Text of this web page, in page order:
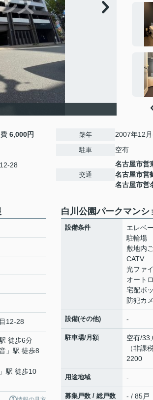
6,000円
28
築年 2007年12
駐車 空有
交通
名古屋市営
名古屋市営
名古屋市営
12-28
徒歩6分
」駅 徒歩8
」駅 徒歩10
白川公園パークマンシ
設備条件
エレベ
駐輪場
敷地内
CATV
光ファ
オート
宅配ボ
防犯カ
設備(その他) -
駐車場/月額
空有/
（非
2200
用途地域 -
募集戸数 / 総戸数 - / 85戸